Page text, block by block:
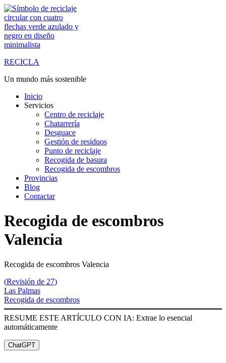
Saltar
al
contenido
RECICLA
Un mundo más sostenible
Inicio
Servicios
Centro de reciclaje
Chatarrería
Desguace
Gestión de residuos
Punto de reciclaje
Recogida de basura
Recogida de escombros
Provincias
Blog
Contactar
Recogida de escombros
Valencia
Recogida de escombros Valencia
(Revisión de 27)
Las Palmas
Recogida de escombros
RESUME ESTE ARTÍCULO CON IA: Extrae lo esencial
automáticamente
ChatGPT